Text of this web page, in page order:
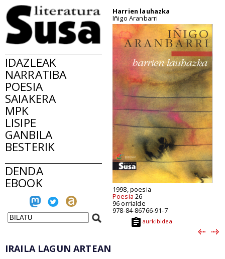
IDAZLEAK
NARRATIBA
POESIA
SAIAKERA
MPK
LISIPE
GANBILA
BESTERIK
DENDA
EBOOK
Harrien lauhazka
Iñigo Aranbarri
1998, poesia
Poesia 26
96 orrialde
978-84-86766-91-7
aurkibidea
IRAILA LAGUN ARTEAN